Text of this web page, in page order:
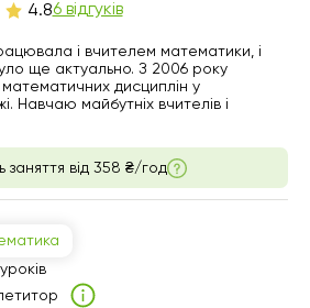
4.86 відгуків
і вчителем математики, і
ще актуально. З 2006 року
дисциплін у
Навчаю майбутніх вчителів і
заняття від 358 ₴/год
пн
вт
Немає
вільних
16:00